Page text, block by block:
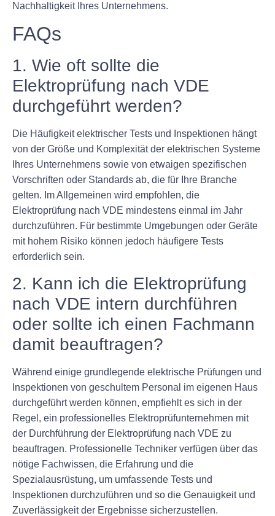
Nachhaltigkeit Ihres Unternehmens.
FAQs
1. Wie oft sollte die
Elektroprüfung nach VDE
durchgeführt werden?
Die Häufigkeit elektrischer Tests und Inspektionen hängt
von der Größe und Komplexität der elektrischen Systeme
Ihres Unternehmens sowie von etwaigen spezifischen
Vorschriften oder Standards ab, die für Ihre Branche
gelten. Im Allgemeinen wird empfohlen, die
Elektroprüfung nach VDE mindestens einmal im Jahr
durchzuführen. Für bestimmte Umgebungen oder Geräte
mit hohem Risiko können jedoch häufigere Tests
erforderlich sein.
2. Kann ich die Elektroprüfung
nach VDE intern durchführen
oder sollte ich einen Fachmann
damit beauftragen?
Während einige grundlegende elektrische Prüfungen und
Inspektionen von geschultem Personal im eigenen Haus
durchgeführt werden können, empfiehlt es sich in der
Regel, ein professionelles Elektroprüfunternehmen mit
der Durchführung der Elektroprüfung nach VDE zu
beauftragen. Professionelle Techniker verfügen über das
nötige Fachwissen, die Erfahrung und die
Spezialausrüstung, um umfassende Tests und
Inspektionen durchzuführen und so die Genauigkeit und
Zuverlässigkeit der Ergebnisse sicherzustellen.